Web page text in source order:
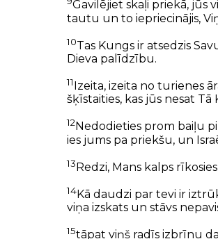
Gavilējiet skaļi priekā, jūs
tautu un to iepriecinājis,
10Tas Kungs ir atsedzis
Dieva palīdzību.
11 Izeita, izeita no turienes
šķīstaities, kas jūs nesat
12Nedodieties prom baiļu
ies jums pa priekšu, un
13Redzi, Mans kalps
14Kā daudzi par tevi ir
viņa izskats un stāvs
15tāpat viņš radīs izbrīnu